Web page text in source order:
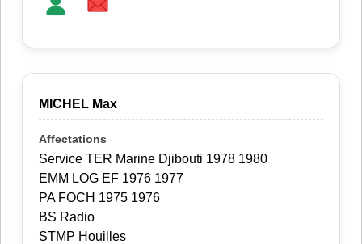
MICHEL Max
Service TER Marine Djibouti 1978 1980
EMM LOG EF 1976 1977
PA FOCH 1975 1976
BS Radio
STMP Houilles